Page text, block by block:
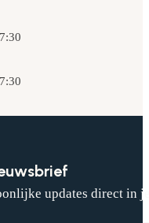
updates direct in